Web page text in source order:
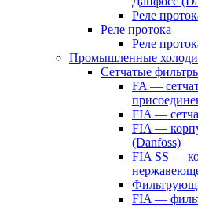
Реле
Реле протока
Реле
Промышленные
Сетчатые
FA —
FIA —
FIA —
(Danfoss)
FIA SS —
FIA —